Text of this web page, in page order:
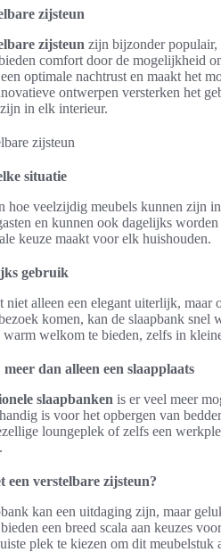
zijsteun
zijsteun zijn bijzonder populair,
comfort door de mogelijkheid
optimale nachtrust en maakt het
ontwerpen versterken het
in elk interieur.
situatie
hoe veelzijdig meubels kunnen zijn
en kunnen ook dagelijks
keuze maakt voor elk huishouden.
gebruik
niet alleen een elegant uiterlijk,
komen, kan de slaapbank snel
welkom te bieden, zelfs in
dan alleen een slaapplaats
slaapbanken is er veel meer
is voor het opbergen van
loungeplek of zelfs een
een verstelbare zijsteun?
kan een uitdaging zijn, maar
een breed scala aan keuzes
plek te kiezen om dit meubelstuk